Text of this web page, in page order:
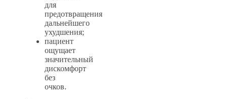
для
предотвращения
дальнейшего
ухудшения;
пациент
ощущает
значительный
дискомфорт
без
очков.